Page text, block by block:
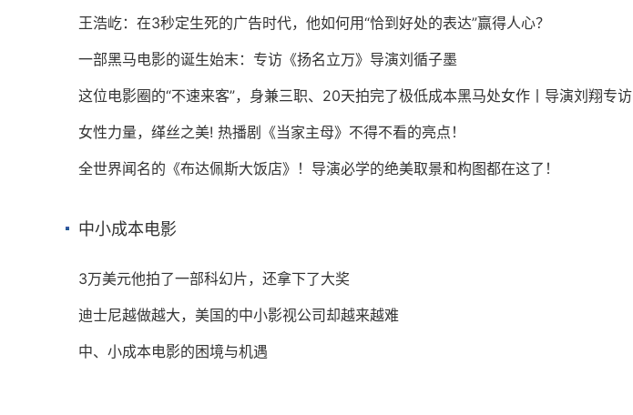
王浩屹：在3秒定生死的广告时代，他如何用“恰到好处的表达”赢得人心？
一部黑马电影的诞生始末：专访《扬名立万》导演刘循子墨
这位电影圈的“不速来客”，身兼三职、20天拍完了极低成本黑马处女作丨导演刘翔专访
女性力量，缂丝之美! 热播剧《当家主母》不得不看的亮点！
全世界闻名的《布达佩斯大饭店》！导演必学的绝美取景和构图都在这了！
中小成本电影
3万美元他拍了一部科幻片，还拿下了大奖
迪士尼越做越大，美国的中小影视公司却越来越难
中、小成本电影的困境与机遇